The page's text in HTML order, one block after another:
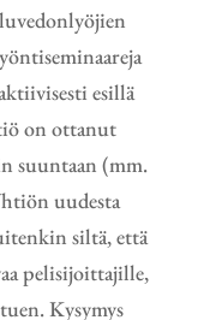
esillä
on ottanut
suuntaan (mm.
uudesta
siltä, että
pelisijoittajille,
Kysymys